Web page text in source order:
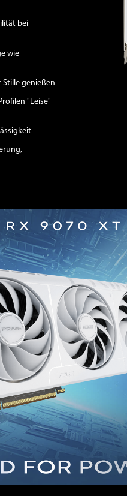
bei
wie
Stille genießen
"Leise"